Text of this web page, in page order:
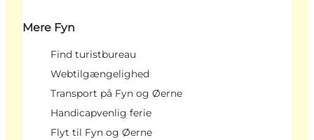
Mere Fyn
Find turistbureau
Webtilgængelighed
Transport på Fyn og Øerne
Handicapvenlig ferie
Flyt til Fyn og Øerne